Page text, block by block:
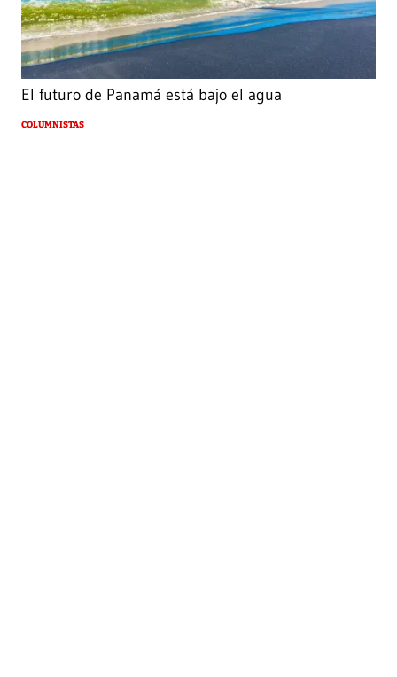
El futuro de Panamá está bajo el agua
COLUMNISTAS